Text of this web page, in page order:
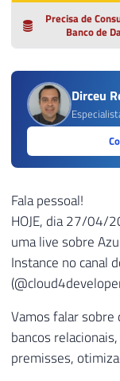
Precisa de
Banco de
Dirceu
Fala pessoal!
HOJE, dia 27/04/
uma live sobre
Instance no canal
Vamos falar
bancos
premisses,